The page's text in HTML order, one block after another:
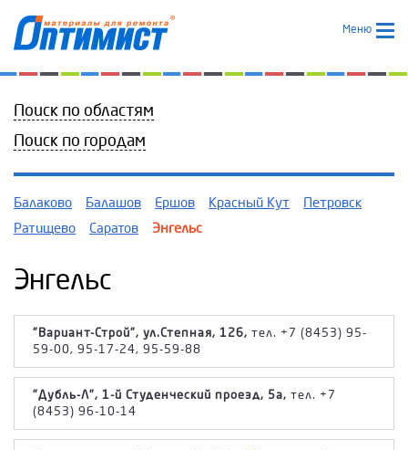
Меню
Поиск по областям
Поиск по городам
Балаково Балашов Ершов Красный Кут
Петровск
Ратищево
Саратов Энгельс
Энгельс
"Вариант-Строй", ул.Степная, 126, тел. +7 (8453) 95-
59-00, 95-17-24, 95-59-88
"Дубль-Л", 1-й Студенческий проезд, 5а, тел. +7
(8453) 96-10-14